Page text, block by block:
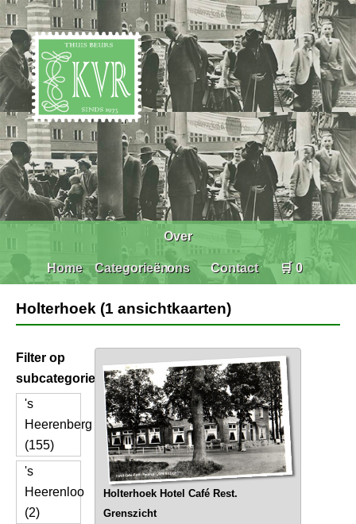
Home Categorieën
Over
ons Contact 🛒 0
Holterhoek (1 ansichtkaarten)
Filter op
subcategorie
's
Heerenberg
(155)
's
Heerenloo
(2)
Holterhoek Hotel Café Rest.
Grenszicht